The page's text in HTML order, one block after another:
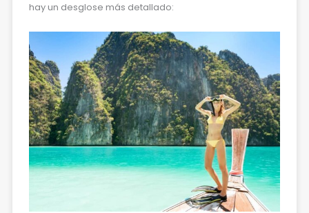
hay un desglose más detallado: